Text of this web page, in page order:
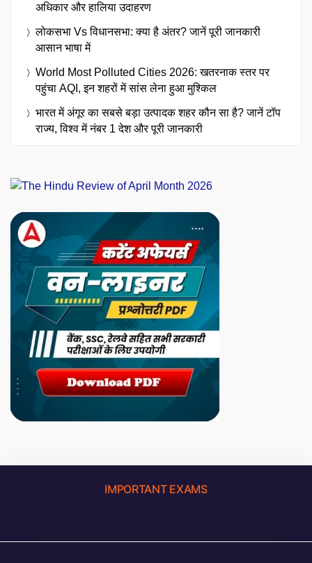
अधिकार और हालिया उदाहरण
लोकसभा Vs विधानसभा: क्या है अंतर? जानें पूरी जानकारी
आसान भाषा में
World Most Polluted Cities 2026: खतरनाक स्तर पर
पहुंचा AQI, इन शहरों में सांस लेना हुआ मुश्किल
भारत में अंगूर का सबसे बड़ा उत्पादक शहर कौन सा है? जानें टॉप
राज्य, विश्व में नंबर 1 देश और पूरी जानकारी
IMPORTANT EXAMS